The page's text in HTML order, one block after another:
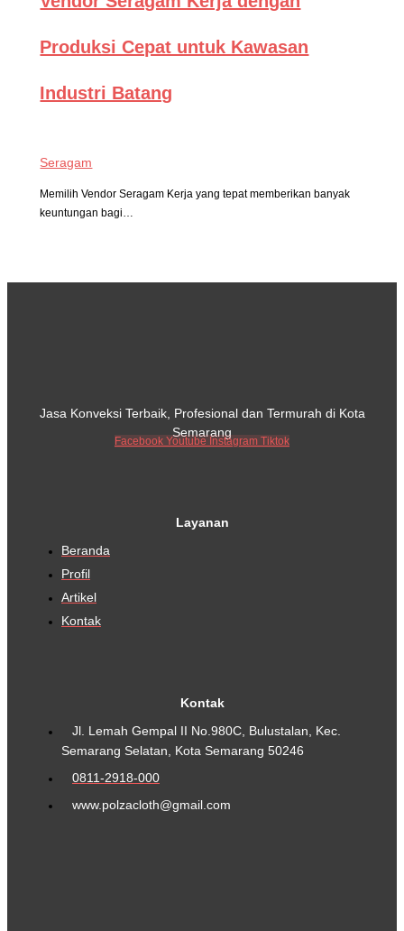
Produksi Cepat untuk Kawasan
Industri Batang
Seragam
Memilih Vendor Seragam Kerja yang tepat memberikan banyak
keuntungan bagi…
Jasa Konveksi Terbaik, Profesional dan Termurah di Kota
Semarang
Facebook Youtube Instagram Tiktok
Layanan
Beranda
Profil
Artikel
Kontak
Kontak
Jl. Lemah Gempal II No.980C, Bulustalan, Kec.
Semarang Selatan, Kota Semarang 50246
0811-2918-000
www.polzacloth@gmail.com